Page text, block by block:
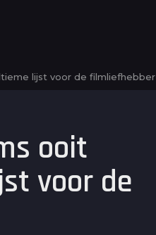
lijst voor de filmliefhebber
ooit
voor de